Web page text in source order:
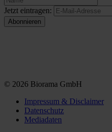
Jetzt eintragen:
© 2026 Biorama GmbH
Impressum & Disclaimer
Datenschutz
Mediadaten